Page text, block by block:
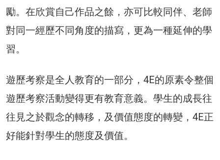
勵。在欣賞自己作品之餘，亦可比較同伴、老師
對同一經歷不同角度的描寫，更為一種延伸的學
習。
遊歷考察是全人教育的一部分，4E的原素令整個
遊歷考察活動變得更有教育意義。學生的成長往
往見之於觀念的轉移，及價值態度的轉變，4E正
好能針對學生的態度及價值。